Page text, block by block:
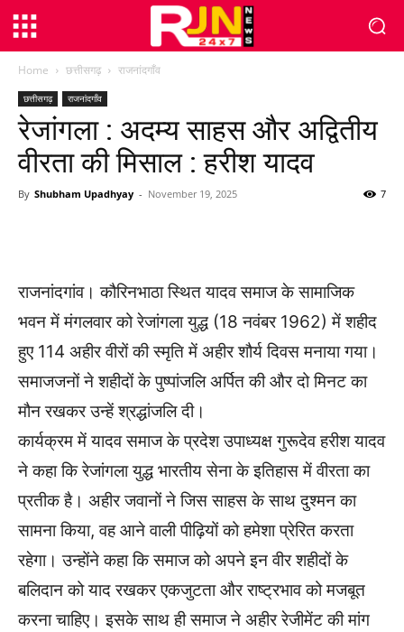
Home छत्तीसगढ़ राजनांदगाँव
छत्तीसगढ़ राजनांदगाँव
रेजांगला : अदम्य साहस और अद्वितीय
वीरता की मिसाल : हरीश यादव
By Shubham Upadhyay - November 19, 2025 7
राजनांदगांव। कौरिनभाठा स्थित यादव समाज के सामाजिक
भवन में मंगलवार को रेजांगला युद्ध (18 नवंबर 1962) में शहीद
हुए 114 अहीर वीरों की स्मृति में अहीर शौर्य दिवस मनाया गया।
समाजजनों ने शहीदों के पुष्पांजलि अर्पित की और दो मिनट का
मौन रखकर उन्हें श्रद्धांजलि दी।
कार्यक्रम में यादव समाज के प्रदेश उपाध्यक्ष गुरूदेव हरीश यादव
ने कहा कि रेजांगला युद्ध भारतीय सेना के इतिहास में वीरता का
प्रतीक है। अहीर जवानों ने जिस साहस के साथ दुश्मन का
सामना किया, वह आने वाली पीढ़ियों को हमेशा प्रेरित करता
रहेगा। उन्होंने कहा कि समाज को अपने इन वीर शहीदों के
बलिदान को याद रखकर एकजुटता और राष्ट्रभाव को मजबूत
करना चाहिए। इसके साथ ही समाज ने अहीर रेजीमेंट की मांग